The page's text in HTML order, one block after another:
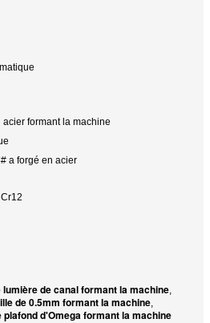
formant la machine
a forgé en acier
lumière de canal formant la machine,
de 0.5mm formant la machine,
plafond d'Omega formant la machine